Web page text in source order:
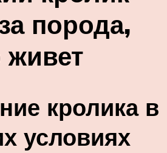
порода,
живет
кролика в
условиях